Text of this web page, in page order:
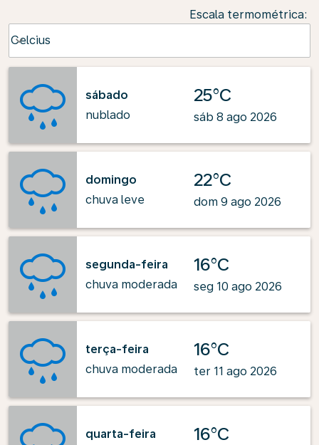
Escala termométrica:
Celcius
keyboard_arrow_down
sábado
nublado
25°C
sáb 8 ago 2026
domingo
chuva leve
22°C
dom 9 ago 2026
segunda-feira
chuva moderada
16°C
seg 10 ago 2026
terça-feira
chuva moderada
16°C
ter 11 ago 2026
quarta-feira
16°C